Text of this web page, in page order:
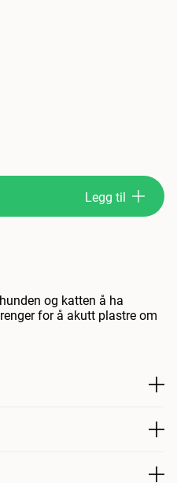
Legg til
og katten å ha
for å akutt plastre om
for å ta hånd om et skadet